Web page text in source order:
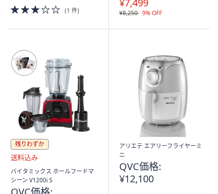
3.0
of
(1 件)
¥7,499
¥8,250 9% OFF
残りわずか
送
料
バイタミックス ホールフードマ
シーン V1200i S
アリエテ エアリーフライヤーミ
ニ
QVC価格:
¥12,100